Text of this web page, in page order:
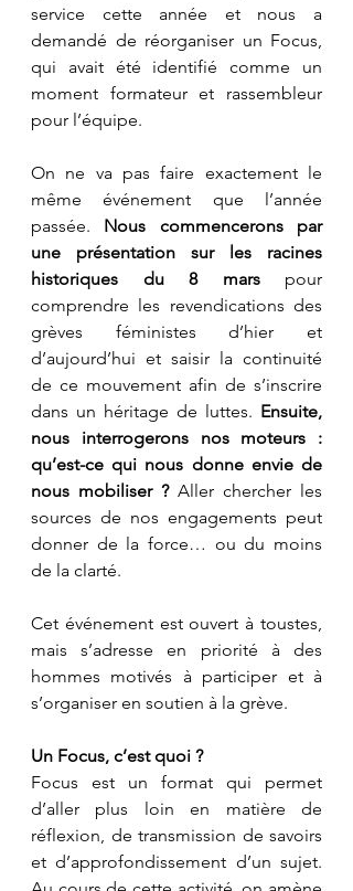
service cette année et nous a
demandé de réorganiser un Focus,
qui avait été identifié comme un
moment formateur et rassembleur
pour l’équipe.
On ne va pas faire exactement le
même événement que l’année
passée. Nous commencerons par
une présentation sur les racines
historiques du 8 mars pour
comprendre les revendications des
grèves féministes d’hier et
d’aujourd’hui et saisir la continuité
de ce mouvement afin de s’inscrire
dans un héritage de luttes. Ensuite,
nous interrogerons nos moteurs :
qu’est-ce qui nous donne envie de
nous mobiliser ? Aller chercher les
sources de nos engagements peut
donner de la force… ou du moins
de la clarté.
Cet événement est ouvert à toustes,
mais s’adresse en priorité à des
hommes motivés à participer et à
s’organiser en soutien à la grève.
Un Focus, c’est quoi ?
Focus est un format qui permet
d’aller plus loin en matière de
réflexion, de transmission de savoirs
et d’approfondissement d’un sujet.